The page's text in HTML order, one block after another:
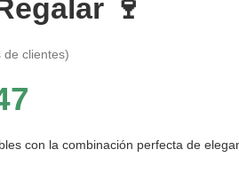
🍷
de clientes)
con la combinación perfecta de